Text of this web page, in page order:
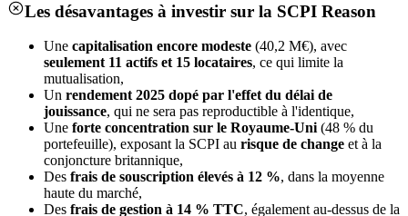
Les désavantages à investir sur la SCPI Reason
Une capitalisation encore modeste (40,2 M€), avec
seulement 11 actifs et 15 locataires, ce qui limite la
mutualisation,
Un rendement 2025 dopé par l'effet du délai de
jouissance, qui ne sera pas reproductible à l'identique,
Une forte concentration sur le Royaume-Uni (48 % du
portefeuille), exposant la SCPI au risque de change et à la
conjoncture britannique,
Des frais de souscription élevés à 12 %, dans la moyenne
haute du marché,
Des frais de gestion à 14 % TTC, également au-dessus de la